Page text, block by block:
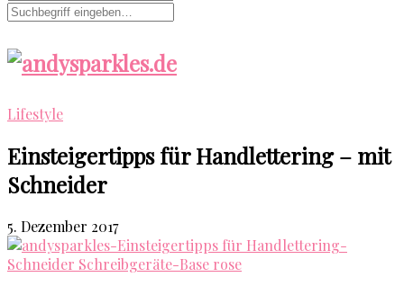
Lifestyle
Einsteigertipps für Handlettering – mit
Schneider
5. Dezember 2017